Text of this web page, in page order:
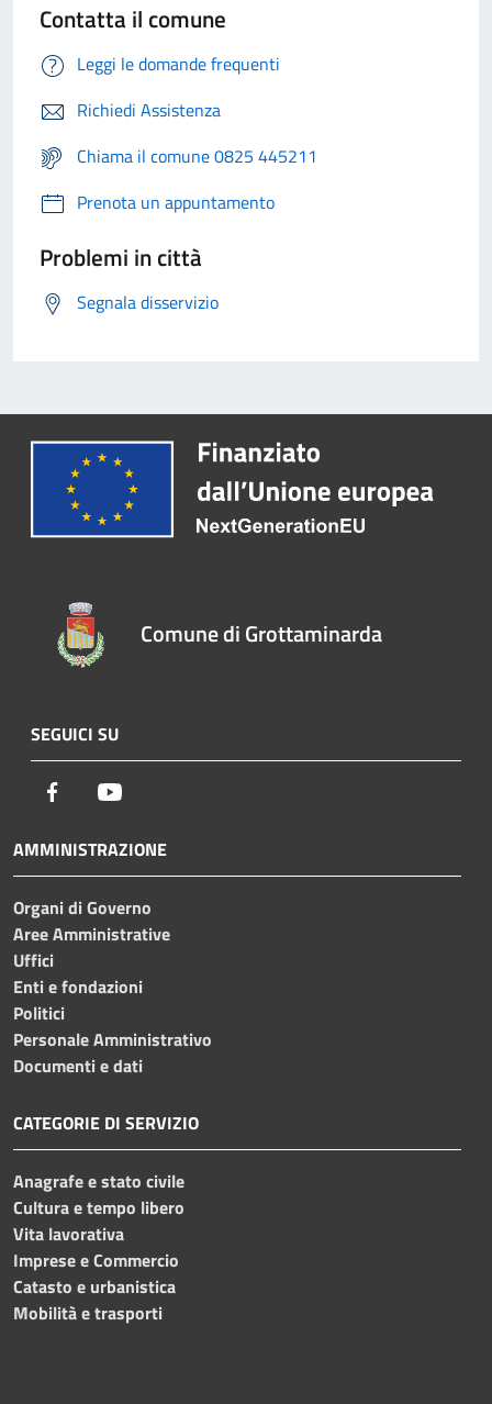
Contatta il comune
Leggi le domande frequenti
Richiedi Assistenza
Chiama il comune 0825 445211
Prenota un appuntamento
Problemi in città
Segnala disservizio
Comune di Grottaminarda
SEGUICI SU
Facebook
AMMINISTRAZIONE
Organi di Governo
Aree Amministrative
Uffici
Enti e fondazioni
Politici
Personale Amministrativo
Documenti e dati
CATEGORIE DI SERVIZIO
Anagrafe e stato civile
Cultura e tempo libero
Vita lavorativa
Imprese e Commercio
Catasto e urbanistica
Mobilità e trasporti